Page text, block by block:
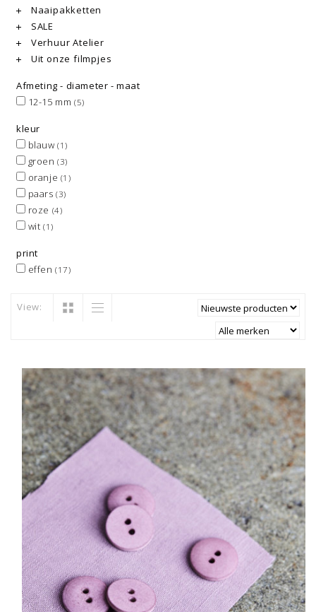
Naaipakketten
SALE
Verhuur Atelier
Uit onze filmpjes
Afmeting - diameter - maat
12-15 mm (5)
kleur
blauw(1)
groen(3)
oranje (1)
paars(3)
roze (4)
wit (1)
print
effen(17)
View: